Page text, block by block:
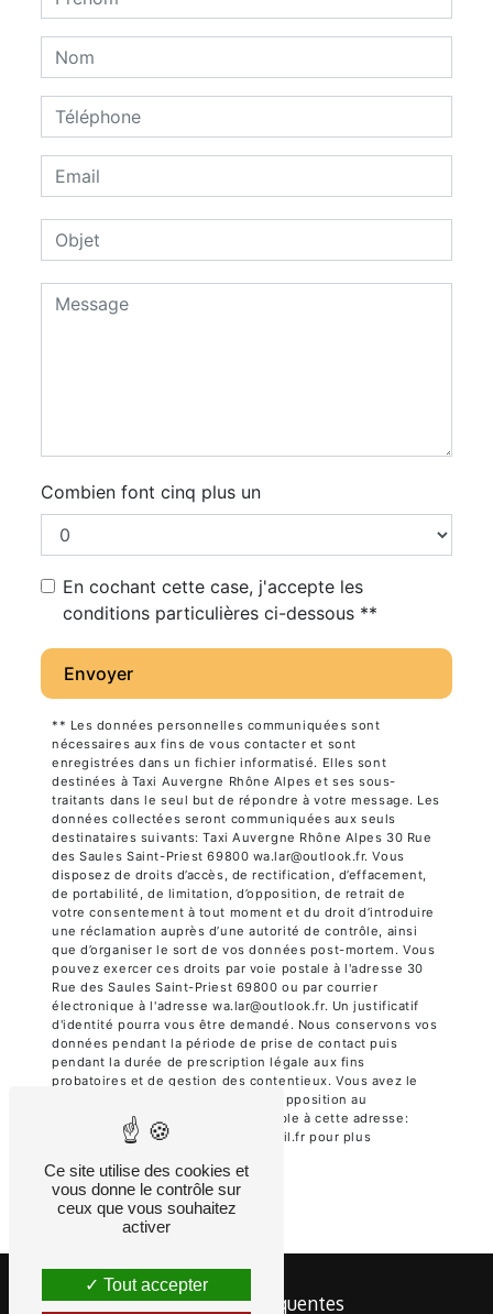
Combien font cinq plus un
En cochant cette case, j'accepte les
conditions particulières ci-dessous **
Envoyer
** Les données personnelles communiquées sont
nécessaires aux fins de vous contacter et sont
enregistrées dans un fichier informatisé. Elles sont
destinées à Taxi Auvergne Rhône Alpes et ses sous-
traitants dans le seul but de répondre à votre message. Les
données collectées seront communiquées aux seuls
destinataires suivants: Taxi Auvergne Rhône Alpes 30 Rue
des Saules Saint-Priest 69800 wa.lar@outlook.fr. Vous
disposez de droits d’accès, de rectification, d’effacement,
de portabilité, de limitation, d’opposition, de retrait de
votre consentement à tout moment et du droit d’introduire
une réclamation auprès d’une autorité de contrôle, ainsi
que d’organiser le sort de vos données post-mortem. Vous
pouvez exercer ces droits par voie postale à l'adresse 30
Rue des Saules Saint-Priest 69800 ou par courrier
électronique à l'adresse wa.lar@outlook.fr. Un justificatif
d'identité pourra vous être demandé. Nous conservons vos
données pendant la période de prise de contact puis
pendant la durée de prescription légale aux fins
probatoires et de gestion des contentieux. Vous avez le
droit de vous inscrire sur la liste d'opposition au
démarchage téléphonique, disponible à cette adresse:
Bloctel.gouv.fr
. Consultez le site cnil.fr pour plus
Recherches fréquentes
Ce site utilise des cookies et
vous donne le contrôle sur
ceux que vous souhaitez
activer
Tout accepter